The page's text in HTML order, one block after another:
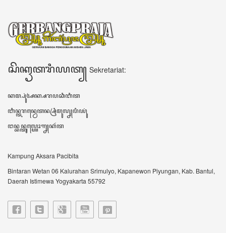
GERBANG PRAJA
꧋ꦱꦼꦧꦸꦮꦃꦒꦼꦫꦏ꧀ꦥꦼꦫꦸꦧꦲꦤ꧀ꦝꦶꦪꦩ꧀ꦝꦶꦪꦩ꧀ꦠꦼꦔꦃꦣꦶꦭꦏꦸꦏꦤ꧀꧈
ꦊꦣꦏꦤ꧀ꦚ...
Sultan HB X: Aksara Jawa...
VIDEO TERBARU ꦮ꦳ꦶꦣꦶꦪꦺꦴꦠꦼꦂꦧꦫꦸ